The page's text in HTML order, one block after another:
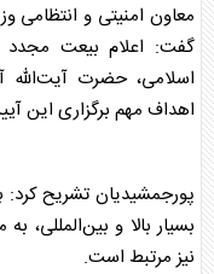
معاون امنیتی و انتظامی
گفت: اعلام بیعت مجدد
اسلامی، حضرت آیت‌الله
اهداف مهم برگزاری این
پورجمشیدیان تشریح
بسیار بالا و بین‌المللی،
نیز مرتبط است.